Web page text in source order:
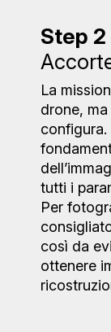
Step 2
La
drone,
tutti i
Per
così da
ottenere